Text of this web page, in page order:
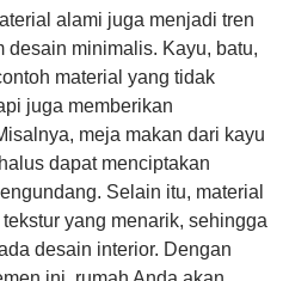
alami juga menjadi tren
minimalis. Kayu, batu,
material yang tidak
juga memberikan
meja makan dari kayu
dapat menciptakan
Selain itu, material
yang menarik, sehingga
desain interior. Dengan